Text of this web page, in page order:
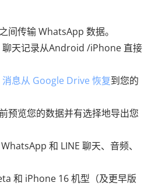
间传输 WhatsApp 数据。
天记录从Android /iPhone 直接
息从 Google Drive 恢复到您的
预览您的数据并有选择地导出您
和 LINE 聊天、音频、
和 iPhone 16 机型（及更早版